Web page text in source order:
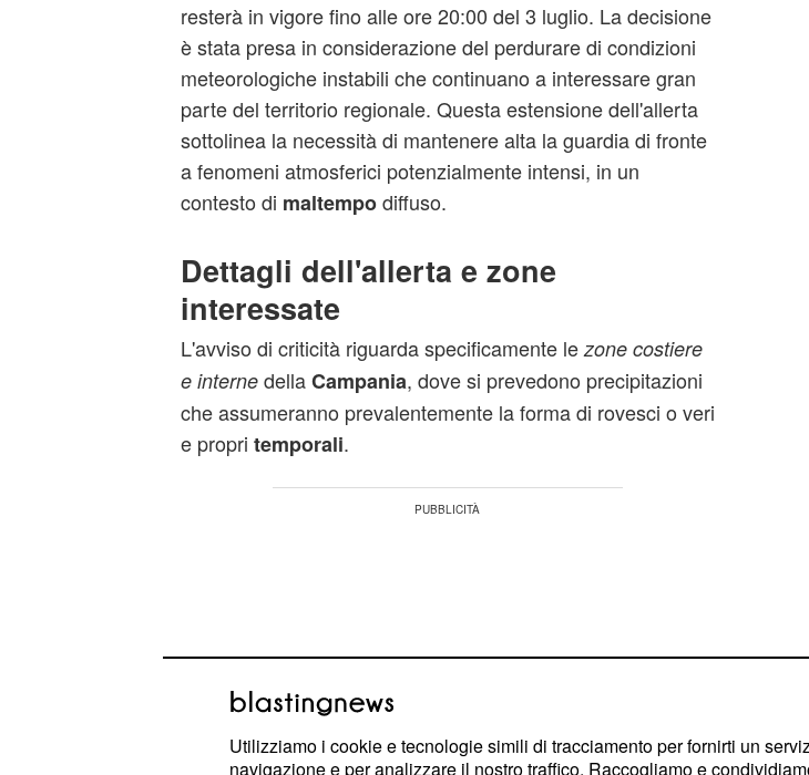
resterà in vigore fino alle ore 20:00 del 3 luglio. La decisione
è stata presa in considerazione del perdurare di condizioni
meteorologiche instabili che continuano a interessare gran
parte del territorio regionale. Questa estensione dell'allerta
sottolinea la necessità di mantenere alta la guardia di fronte
a fenomeni atmosferici potenzialmente intensi, in un
contesto di maltempodiffuso.
Dettagli dell'allerta e zone
interessate
L'avviso di criticità riguarda specificamente lezone costiere
e internedellaCampania, dove si prevedono precipitazioni
che assumeranno prevalentemente la forma di rovesci o veri
e propri temporali.
Utilizziamo i cookie e tecnologie simili di tracciamento per fornirti un
navigazione e per analizzare il nostro traffico. Raccogliamo e